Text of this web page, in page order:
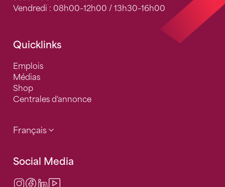
Vendredi : 08h00–12h00 / 13h30–16h00
Quicklinks
Emplois
Médias
Shop
Centrales d'annonce
Français
Social Media
Instagram
Facebook
LinkedIn